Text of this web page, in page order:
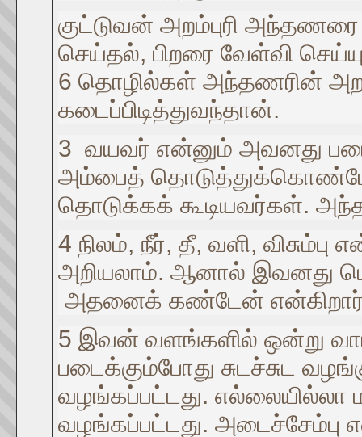
குட்டுவன் அறம்புரி
செய்தல், பிறரை வேள்வி
6 தொழில்கள் அந்தணரின்
கடைப்பிடித்துவந்தான்.
3 வயவர் என்னும் அவனது
அம்பைத் தொடுத்துக்கொண்டே
தொடுக்கக் கூடியவர்கள்.
4 நிலம், நீர், தீ, வளி,
அறியலாம். ஆனால் இவனது
அதனைக் கண்டேன் என்கிறார்
5 இவன் வளங்களில் ஒன்று
படைக்கும்போது சுடச்சுட
வழங்கப்பட்டது. எல்லையில்லா
வழங்கப்பட்டது. அடைச்சேம்பு